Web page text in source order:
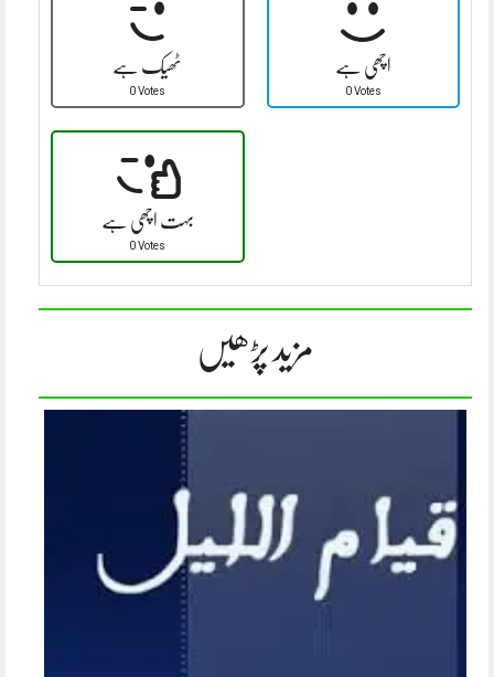
ٹھیک ہے
0 Votes
اچھی ہے
0 Votes
بہت اچھی ہے
0 Votes
مزید پڑھیں